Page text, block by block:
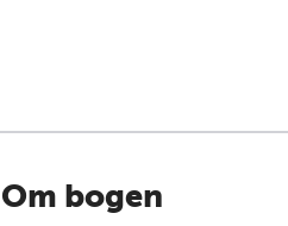
Om bogen